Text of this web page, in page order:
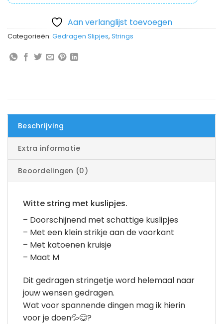
Aan verlanglijst toevoegen
Categorieën: Gedragen Slipjes, Strings
Beschrijving
Extra informatie
Beoordelingen (0)
Witte string met kuslipjes.
– Doorschijnend met schattige kuslipjes
– Met een klein strikje aan de voorkant
– Met katoenen kruisje
– Maat M
Dit gedragen stringetje word helemaal naar
jouw wensen gedragen.
Wat voor spannende dingen mag ik hierin
voor je doen💦😋?